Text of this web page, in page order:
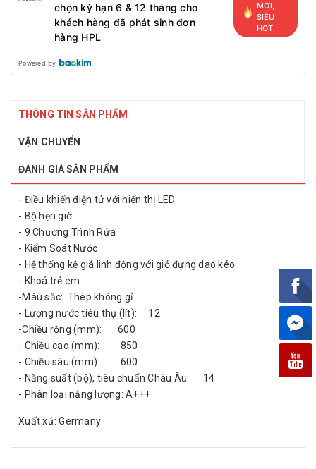
chọn kỳ hạn 6 & 12 tháng cho
khách hàng đã phát sinh đơn
hàng HPL
MỚI,
SIÊU
HOT
Powered by
THÔNG TIN SẢN PHẨM
VẬN CHUYỂN
ĐÁNH GIÁ SẢN PHẨM
- Điều khiển điện tử với hiển thị LED
- Bộ hẹn giờ
- 9 Chương Trình Rửa
- Kiểm Soát Nước
- Hệ thống kệ giá linh động với giỏ đựng dao kéo
- Khoá trẻ em
-Màu sắc: Thép không gỉ
- Lượng nước tiêu thụ (lít): 12
-Chiều rộng (mm): 600
- Chiều cao (mm): 850
- Chiều sâu (mm): 600
- Năng suất (bộ), tiêu chuẩn Châu Âu: 14
- Phân loại năng lượng: A+++
Xuất xứ: Germany